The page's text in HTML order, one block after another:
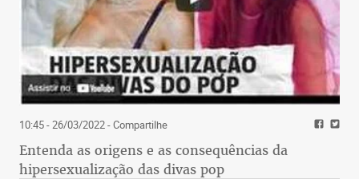
10:45 - 26/03/2022- Compartilhe
Entenda as origens e as consequências da
hipersexualização das divas pop